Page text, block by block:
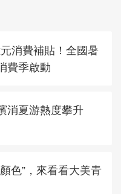
消費補貼！全國暑
費季啟動
消夏游熱度攀升
色”，來看看大美青